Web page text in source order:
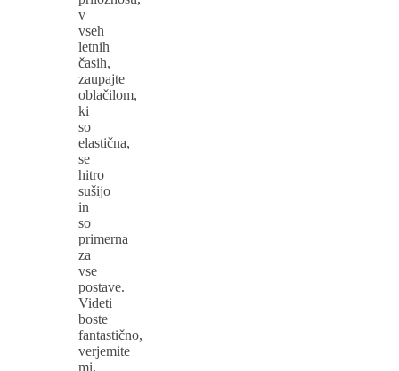
v
vseh
letnih
časih,
zaupajte
oblačilom,
ki
so
elastična,
se
hitro
sušijo
in
so
primerna
za
vse
postave.
Videti
boste
fantastično,
verjemite
mi.